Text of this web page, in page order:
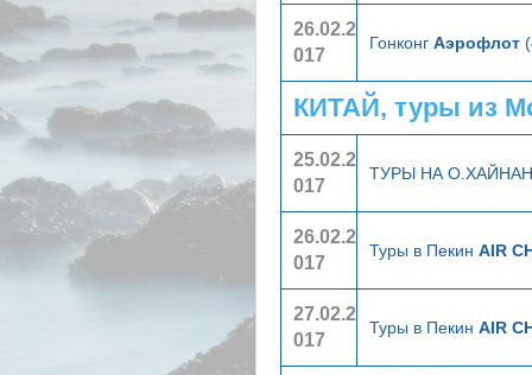
26.02.2
017
Гонконг Аэрофлот
КИТАЙ, туры из
25.02.2
017
ТУРЫ НА
26.02.2
017
Туры в Пекин AIR
27.02.2
017
Туры в Пекин AIR